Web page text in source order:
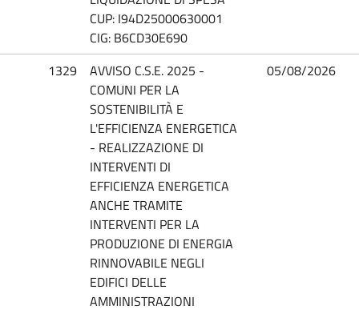
CUP: I94D25000630001
CIG: B6CD30E690
1329
AVVISO C.S.E. 2025 -
COMUNI PER LA
SOSTENIBILITÀ E
L'EFFICIENZA ENERGETICA
- REALIZZAZIONE DI
INTERVENTI DI
EFFICIENZA ENERGETICA
ANCHE TRAMITE
INTERVENTI PER LA
PRODUZIONE DI ENERGIA
RINNOVABILE NEGLI
EDIFICI DELLE
AMMINISTRAZIONI
05/08/2026